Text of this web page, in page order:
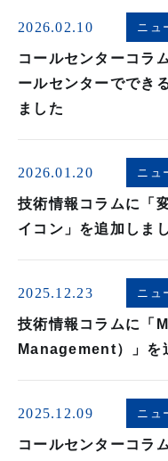
2026.02.10 ニュ
コールセンターコラ
ールセンターででき
ました
2026.01.20 ニュ
技術情報コラムに「
イコン」を追加しま
2025.12.23 ニュ
技術情報コラムに
Management）」を
2025.12.09 ニュ
コールセンターコラ